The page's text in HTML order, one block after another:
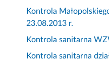
Kontrola
23.08.2013 r.
Kontrola sanitarna
Kontrola sanitarna